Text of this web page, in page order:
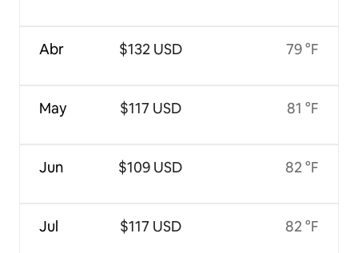
Abr
May
Jun
Jul
$132 USD
$117 USD
$109 USD
$117 USD
79 °F
81 °F
82 °F
82 °F